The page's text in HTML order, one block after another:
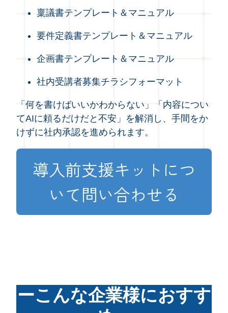
稟議書テンプレート＆マニュアル
要件定義書テンプレート＆マニュアル
企画書テンプレート＆マニュアル
社内受講者募集チラシフォーマット
「何を書けばいいかわからない」「内容につい
てAIに頼るだけだと不安」を解消し、 手間をか
けずに社内承認を進められます。
導入前支援キットにつ
いて問い合わせる
ーこんな企業様におすす